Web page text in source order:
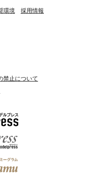
環境 採用情報
禁止について